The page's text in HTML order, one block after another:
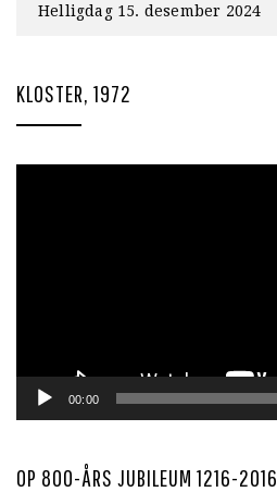
Helligdag 15. desember 2024
KLOSTER, 1972
00:00
OP 800-ÅRS JUBILEUM 1216-2016